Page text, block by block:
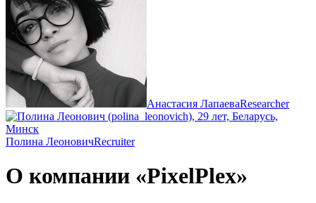
Анастасия ЛапаеваResearcher
Полина ЛеоновичRecruiter
О компании «PixelPlex»